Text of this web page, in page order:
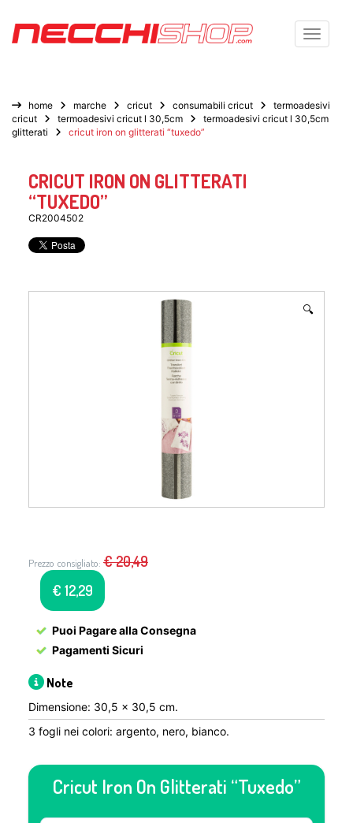
Toggle
home marche cricut consumabili cricut
termoadesivi
cricut
termoadesivi cricut l 30,5cm
termoadesivi cricut l 30,5cm
glitterati
cricut iron on glitterati “tuxedo”
CRICUT IRON ON GLITTERATI
“TUXEDO”
CR2004502
🔍
Prezzo consigliato: €20,49
€ 12,29
Puoi Pagare alla Consegna
Pagamenti Sicuri
Note
Dimensione: 30,5 x 30,5 cm.
3 fogli nei colori: argento, nero, bianco.
Cricut Iron On Glitterati “Tuxedo”